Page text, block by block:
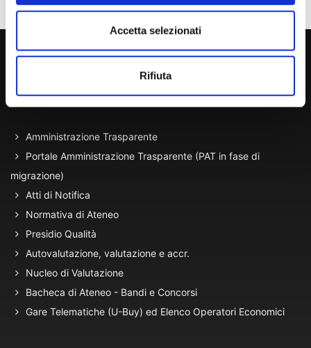
Accetta selezionati
Rifiuta
800 453 444
Lun. - Ven. dalle 09:00 alle 18:00 e Sab. dalle 9:00 alle 13:00
Amministrazione Trasparente
Portale Amministrazione Trasparente (PAT in fase di
migrazione)
Atti di Notifica
Normativa di Ateneo
Presidio Qualità
Autovalutazione, valutazione e accr.
Nucleo di Valutazione
Bacheca di Ateneo - Bandi e Concorsi
Gare Telematiche (U-Buy) ed Elenco Operatori Economici